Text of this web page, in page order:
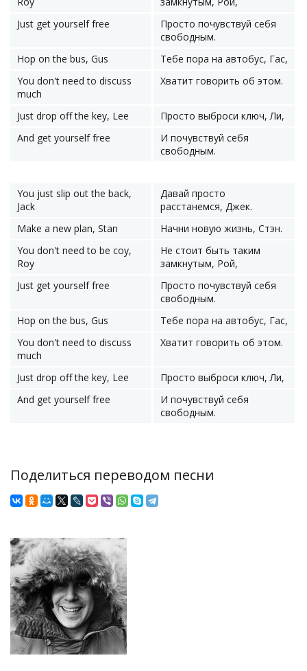
Just get yourself free
Просто почувствуй себя
свободным.
Hop on the bus, Gus
Тебе пора на автобус, Гас,
You don't need to discuss
much
Хватит говорить об этом.
Just drop off the key, Lee
Просто выброси ключ, Ли,
And get yourself free
И почувствуй себя
свободным.
You just slip out the back,
Jack
Давай просто
расстанемся, Джек.
Make a new plan, Stan
Начни новую жизнь, Стэн.
You don't need to be coy,
Roy
Не стоит быть таким
замкнутым, Рой,
Just get yourself free
Просто почувствуй себя
свободным.
Hop on the bus, Gus
Тебе пора на автобус, Гас,
You don't need to discuss
much
Хватит говорить об этом.
Just drop off the key, Lee
Просто выброси ключ, Ли,
And get yourself free
И почувствуй себя
свободным.
Поделиться переводом песни